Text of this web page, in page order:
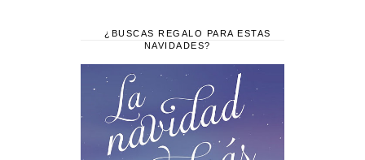
¿BUSCAS REGALO PARA ESTAS
NAVIDADES?